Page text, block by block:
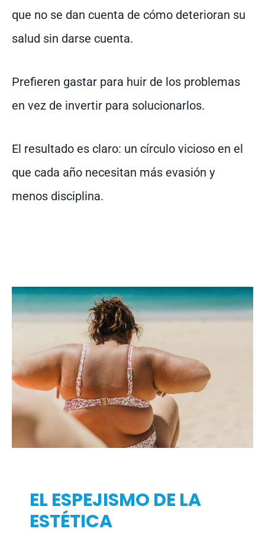
que no se dan cuenta de cómo deterioran su
salud sin darse cuenta.
Prefieren gastar para huir de los problemas
en vez de invertir para solucionarlos.
El resultado es claro: un círculo vicioso en el
que cada año necesitan más evasión y
menos disciplina.
EL ESPEJISMO DE LA
ESTÉTICA